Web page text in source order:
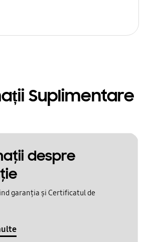
Suplimentare
despre
garanția și Certificatul de